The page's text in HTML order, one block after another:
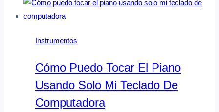
cuerdas
de
guitarra
de
manera
efectiva
Instrumentos
Cómo Puedo Tocar El Piano
Usando Solo Mi Teclado De
Computadora